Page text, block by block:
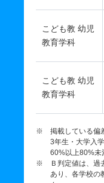
こども教 幼児
教育学科
こども教 幼児
教育学科
※ 掲載している偏
3年生・大学入
60%以上80%未
※ Ｂ判定値は、過
あり、各学校の